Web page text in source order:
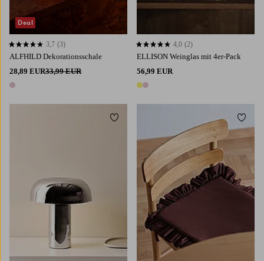
ALFHILD Dekorationsschale
28,89 EUR33,99 EUR
1 Farbe
3,7 basierend auf 3 Bewertungen
3,7 (3)
Deal
ELLISON Weinglas mit 4er-Pack
56,99 EUR
2 Farben
4,0 basierend auf 2 Bewertungen
4,0 (2)
Zu Favoriten hinzufügen Zu